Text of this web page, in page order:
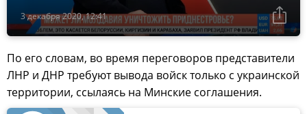
3 декабря 2020, 12:41
По его словам, во время переговоров представители
ЛНР и ДНР требуют вывода войск только с украинской
территории, ссылаясь на Минские соглашения.